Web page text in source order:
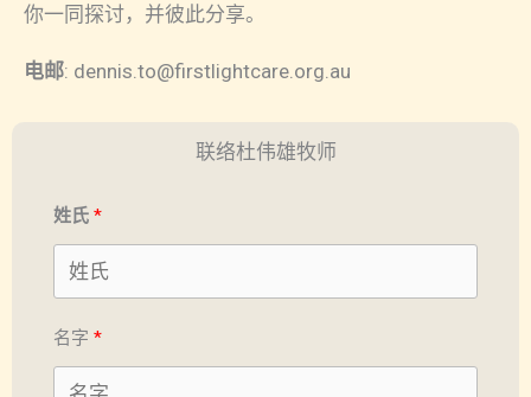
你一同探讨，并彼此分享。
电邮: dennis.to@firstlightcare.org.au
联络杜伟雄牧师
姓氏
名字